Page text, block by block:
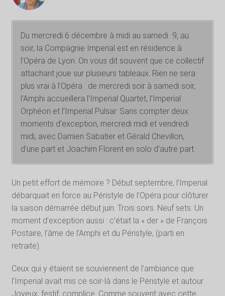
Du mercredi 6 décembre à midi au samedi 9, au
soir, la Compagnie Imperial est en résidence à
l’Opéra de Lyon. On vous dit souvent que ce collectif
attachant joue sur plusieurs tableaux. Rien ne sera
plus vrai à l’Opéra : de mercredi soir à samedi soir,
l’Amphi accueillera l’Imperial Quartet, l’Imperial
Orphéon et l’Imperial Pulsar. Sans compter deux
moments d’exception, mercredi midi et vendredi
midi, avec Damien Sabatier et Gérald Chevillon,
d’une part et Joachim Florent en solo d’autre part.
Un petit effort de mémoire ? Début septembre, l’Imperial
débarquait en force au Péristyle de l’Opéra pour clôturer
la saison démarrée début juin. Trois soirs. Neuf sets. Un
moment d’exception aussi : c’était la « der » de François
Postaire, l’âme de l’Amphi et du Péristyle, (parti en
retraite).
Ceux qui y étaient se souviennent de l’ambiance que
l’Imperial avait mis ce soir-là dans le Péristyle et autour.
Joyeux, festif, complice. Comme souvent avec cette